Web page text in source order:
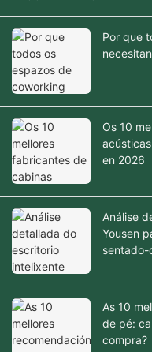
Por que
Os 10
en 2026
Análise
Yousen
sentado-
As 10
de pé:
compra?